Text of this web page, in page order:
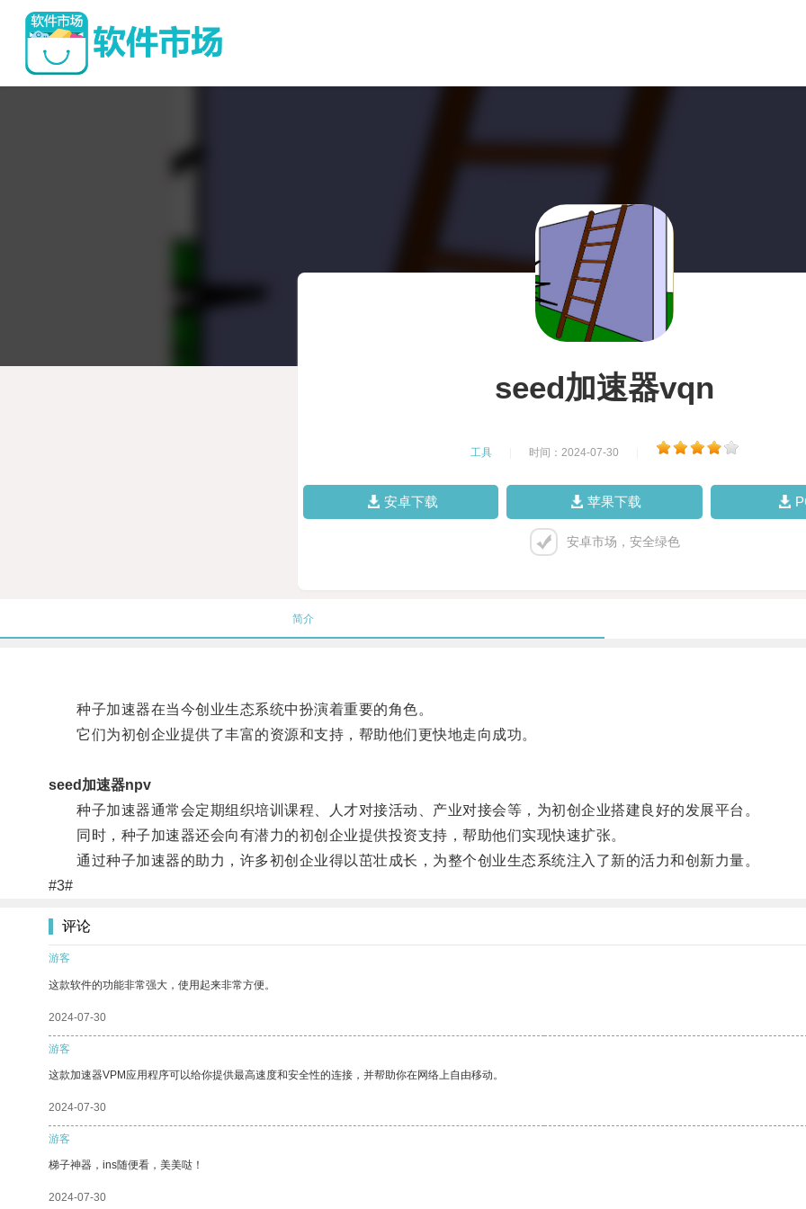
seed加速器vqn
工具 时间：2024-07-30
安卓下载 苹果下载
安卓市场，安全绿色
简介
种子加速器在当今创业生态系统中扮演着重要的角色。
它们为初创企业提供了丰富的资源和支持，帮助他们更快地走向成功。
seed加速器npv
种子加速器通常会定期组织培训课程、人才对接活动、产业对接会等，为初创企业搭建良好的发展平台。
同时，种子加速器还会向有潜力的初创企业提供投资支持，帮助他们实现快速扩张。
通过种子加速器的助力，许多初创企业得以茁壮成长，为整个创业生态系统注入了新的活力和创新力量。
#3#
评论
游客
这款软件的功能非常强大，使用起来非常方便。
2024-07-30
游客
这款加速器VPM应用程序可以给你提供最高速度和安全性的连接，并帮助你在网络上自由移动。
2024-07-30
游客
梯子神器，ins随便看，美美哒！
2024-07-30